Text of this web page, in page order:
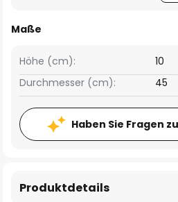
Maße
Höhe (cm):
10
Durchmesser (cm):
45
Haben Sie Fragen
Produktdetails